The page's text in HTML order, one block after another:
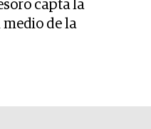
capta la
de la